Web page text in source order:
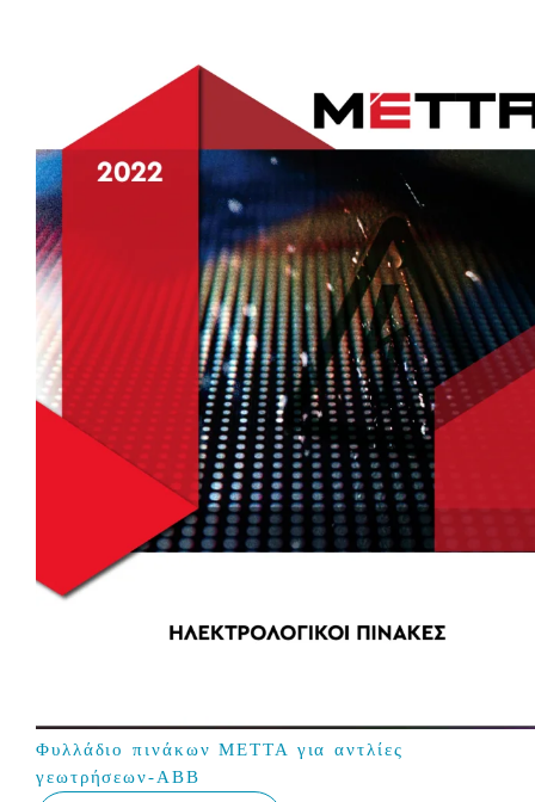
Φυλλάδιο πινάκων ΜΕΤΤΑ για αντλίες
γεωτρήσεων-ABB